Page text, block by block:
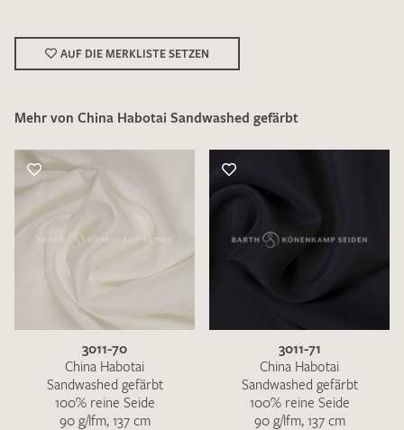
MUSTERANFRAGE SENDEN
AUF DIE MERKLISTE SETZEN
Mehr von China Habotai Sandwashed gefärbt
3011-70
China Habotai
Sandwashed gefärbt
100% reine Seide
90 g/lfm, 137 cm
3011-71
China Habotai
Sandwashed gefärbt
100% reine Seide
90 g/lfm, 137 cm